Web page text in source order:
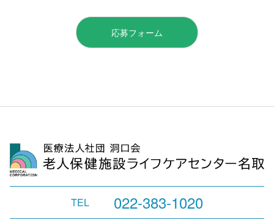
応募フォーム
TEL 022-383-1020